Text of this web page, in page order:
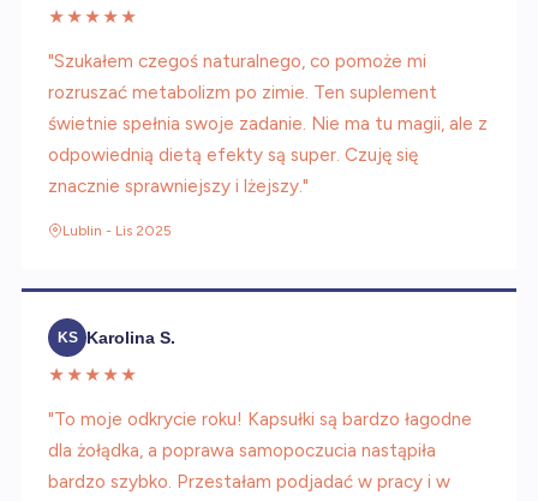
★★★★★
"Szukałem czegoś naturalnego, co pomoże mi
rozruszać metabolizm po zimie. Ten suplement
świetnie spełnia swoje zadanie. Nie ma tu magii, ale z
odpowiednią dietą efekty są super. Czuję się
znacznie sprawniejszy i lżejszy."
Lublin - Lis 2025
KS
Karolina S.
★★★★★
"To moje odkrycie roku! Kapsułki są bardzo łagodne
dla żołądka, a poprawa samopoczucia nastąpiła
bardzo szybko. Przestałam podjadać w pracy i w